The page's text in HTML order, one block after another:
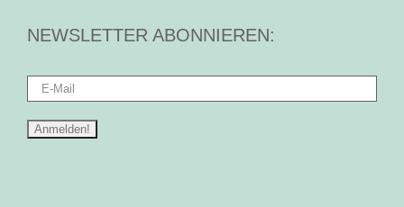
NEWSLETTER ABONNIEREN: